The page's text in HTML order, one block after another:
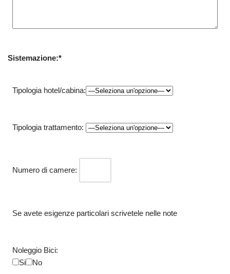
Sistemazione:*
Tipologia hotel/cabina:
Tipologia trattamento:
Numero di camere:
Se avete esigenze particolari scrivetele nelle note
Noleggio Bici:
Si
No